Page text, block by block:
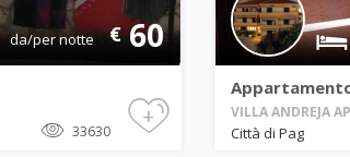
€60
da/per notte
33630
+
VILLA ANDREJA
Città di Pag